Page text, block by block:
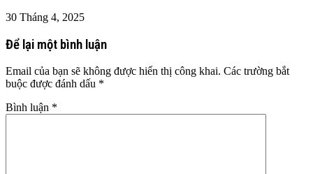
30 Tháng 4, 2025
Để lại một bình luận
Email của bạn sẽ không được hiển thị công khai. Các trường bắt
buộc được đánh dấu *
Bình luận *